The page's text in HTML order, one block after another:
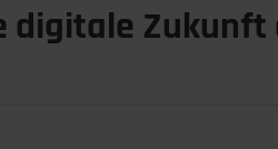
digitale